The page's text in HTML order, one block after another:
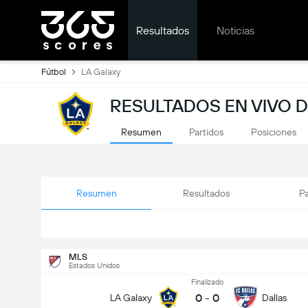
Resultados Noticias
Fútbol LA Galaxy
RESULTADOS EN VIVO
Resumen Partidos Posiciones
Resumen Resultados
MLS
Estados Unidos
LA Galaxy
Finalizado
0 - 0 Dallas